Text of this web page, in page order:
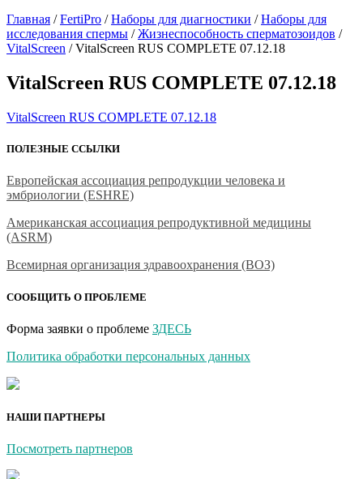
Главная /FertiPro /Наборы для диагностики /Наборы для
исследования спермы /Жизнеспособность сперматозоидов /
VitalScreen /VitalScreen RUS COMPLETE 07.12.18
VitalScreen RUS COMPLETE 07.12.18
VitalScreen RUS COMPLETE 07.12.18
ПОЛЕЗНЫЕ ССЫЛКИ
Европейская ассоциация репродукции человека и
эмбриологии (ESHRE)
Американская ассоциация репродуктивной медицины
(ASRM)
Всемирная организация здравоохранения (ВОЗ)
СООБЩИТЬ О ПРОБЛЕМЕ
Форма заявки о проблеме ЗДЕСЬ
Политика обработки персональных данных
НАШИ ПАРТНЕРЫ
Посмотреть партнеров